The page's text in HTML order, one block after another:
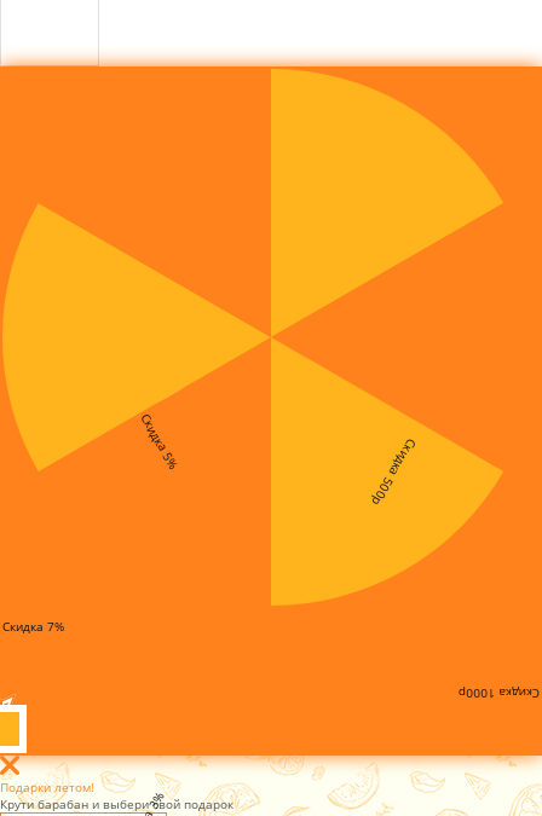
Скидка 7%
Скидка 5% Скидка 500р
Скидка 1000р
Подарки летом!
Крути барабан и выбери свой подарок